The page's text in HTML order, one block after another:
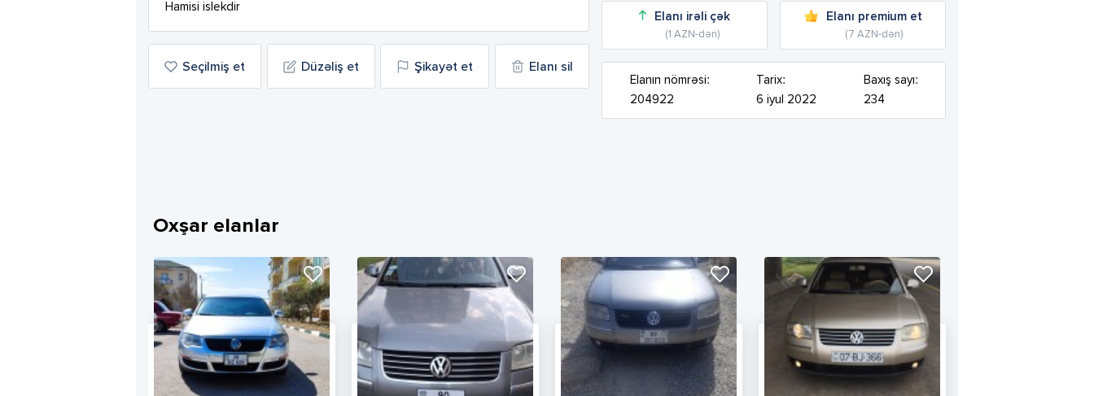
Hamisi islekdir
Seçilmiş et Düzəliş et Şikayət et Elanı sil
Elanı irəli çək
(1 AZN-dən)
Elanı premium et
(7 AZN-dən)
Elanın nömrəsi:
204922
Tarix:
6 iyul 2022
Baxış sayı:
234
Oxşar elanlar